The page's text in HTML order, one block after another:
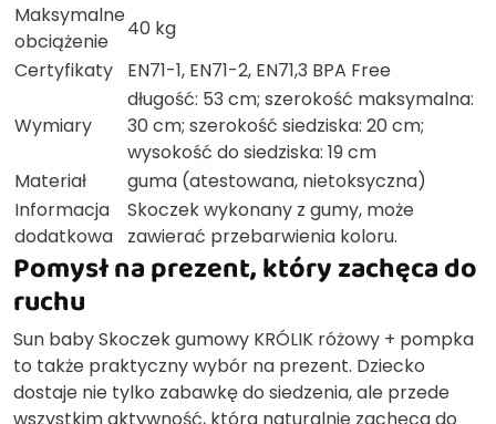
Maksymalne
obciążenie
40 kg
Certyfikaty
EN71-1, EN71-2, EN71,3 BPA Free
Wymiary
długość: 53 cm; szerokość maksymalna:
30 cm; szerokość siedziska: 20 cm;
wysokość do siedziska: 19 cm
Materiał
guma (atestowana, nietoksyczna)
Informacja
dodatkowa
Skoczek wykonany z gumy, może
zawierać przebarwienia koloru.
Pomysł na prezent, który zachęca do
ruchu
Sun baby Skoczek gumowy KRÓLIK różowy + pompka
to także praktyczny wybór na prezent. Dziecko
dostaje nie tylko zabawkę do siedzenia, ale przede
wszystkim aktywność, która naturalnie zachęca do